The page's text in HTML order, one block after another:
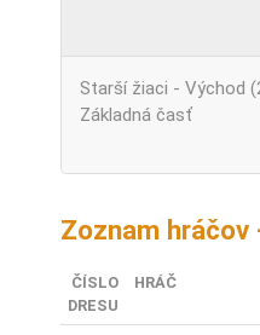
Starší žiaci - Východ
Základná časť
Zoznam hráčov
ČÍSLO
DRESU
HRÁČ